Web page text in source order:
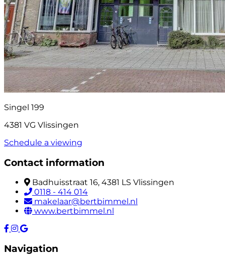
Singel 199
4381 VG Vlissingen
Schedule a viewing
Contact information
Badhuisstraat 16, 4381 LS Vlissingen
0118 - 414 014
makelaar@bertbimmel.nl
www.bertbimmel.nl
Navigation